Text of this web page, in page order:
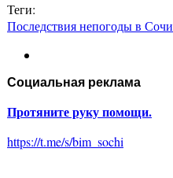
Теги:
Последствия непогоды в Сочи
Социальная реклама
Протяните руку помощи.
https://t.me/s/bim_sochi